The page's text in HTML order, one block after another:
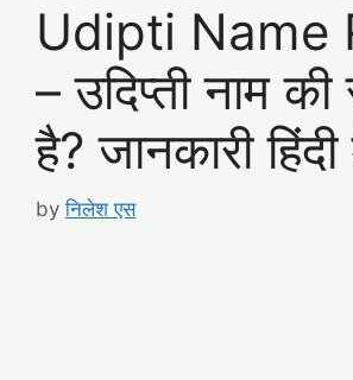
Udipti Name
– उदिप्ती नाम की
है? जानकारी
byनिलेश एस